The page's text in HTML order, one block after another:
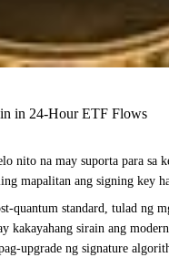
in 24-Hour ETF Flows
nito na may suporta para
mapalitan ang signing key
quantum standard, tulad
kakayahang sirain ang
upgrade ng signature